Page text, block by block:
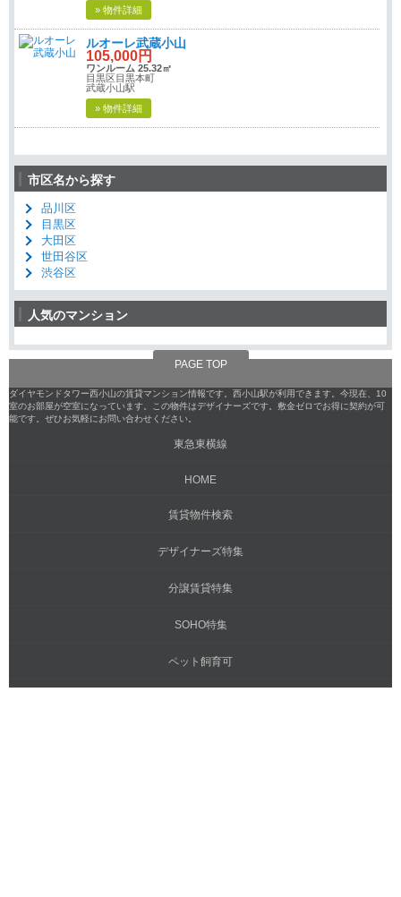
» 物件詳細
ルオーレ武蔵小山
105,000円
ワンルーム 25.32㎡
目黒区目黒本町
武蔵小山駅
» 物件詳細
市区名から探す
品川区
目黒区
大田区
世田谷区
渋谷区
人気のマンション
PAGE TOP
ダイヤモンドタワー西小山の賃貸マンション情報です。西小山駅が利用できます。今現在、10
室のお部屋が空室になっています。この物件はデザイナーズです。敷金ゼロでお得に契約が可
能です。ぜひお気軽にお問い合わせください。
東急東横線
HOME
賃貸物件検索
デザイナーズ特集
分譲賃貸特集
SOHO特集
ペット飼育可